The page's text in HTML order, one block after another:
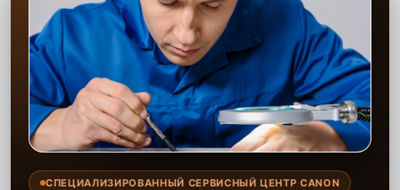
СПЕЦИАЛИЗИРОВАННЫЙ СЕРВИСНЫЙ ЦЕНТР CANON